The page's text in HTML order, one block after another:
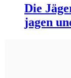
Die
jagen